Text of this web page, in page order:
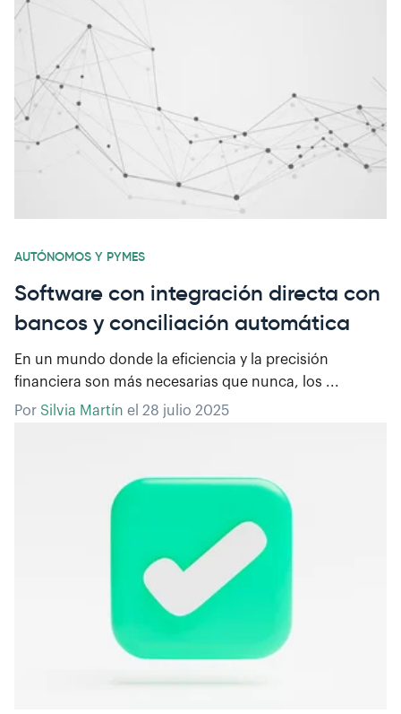
AUTÓNOMOS Y PYMES
Software con integración directa con
bancos y conciliación automática
En un mundo donde la eficiencia y la precisión
financiera son más necesarias que nunca, los ...
Por Silvia Martín el 28 julio 2025